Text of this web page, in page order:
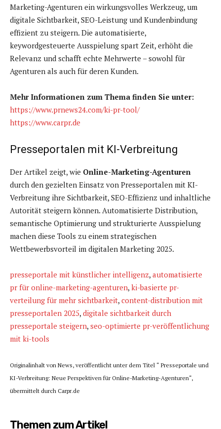
Marketing-Agenturen ein wirkungsvolles Werkzeug, um
digitale Sichtbarkeit, SEO-Leistung und Kundenbindung
effizient zu steigern. Die automatisierte,
keywordgesteuerte Ausspielung spart Zeit, erhöht die
Relevanz und schafft echte Mehrwerte – sowohl für
Agenturen als auch für deren Kunden.
Mehr Informationen zum Thema finden Sie unter:
https://www.prnews24.com/ki-pr-tool/
https://www.carpr.de
Presseportalen mit KI-Verbreitung
Der Artikel zeigt, wie Online-Marketing-Agenturen
durch den gezielten Einsatz von Presseportalen mit KI-
Verbreitung ihre Sichtbarkeit, SEO-Effizienz und inhaltliche
Autorität steigern können. Automatisierte Distribution,
semantische Optimierung und strukturierte Ausspielung
machen diese Tools zu einem strategischen
Wettbewerbsvorteil im digitalen Marketing 2025.
presseportale mit künstlicher intelligenz, automatisierte
pr für online-marketing-agenturen, ki-basierte pr-
verteilung für mehr sichtbarkeit, content-distribution mit
presseportalen 2025, digitale sichtbarkeit durch
presseportale steigern, seo-optimierte pr-veröffentlichung
mit ki-tools
Originalinhalt von News, veröffentlicht unter dem Titel “ Presseportale und
KI-Verbreitung: Neue Perspektiven für Online-Marketing-Agenturen“,
übermittelt durch Carpr.de
Themen zum Artikel